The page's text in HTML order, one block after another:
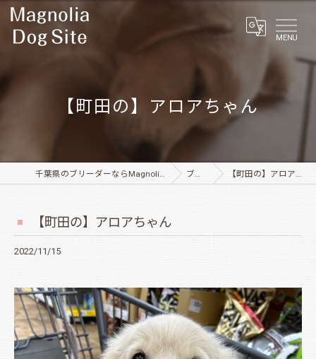
MENU
【町田の】アロアちゃん
千葉県のブリーダーならMagnolia Dog Site ブログ 【町田の】アロアちゃん
【町田の】アロアちゃん
2022/11/15